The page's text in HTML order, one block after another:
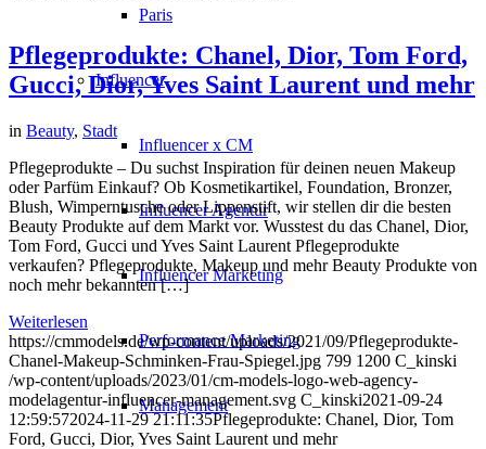
Paris
Influencer
Influencer x CM
Influencer Agentur
Influencer Marketing
Performance Marketing
Management
Pflegeprodukte: Chanel, Dior, Tom Ford,
Gucci, Dior, Yves Saint Laurent und mehr
in Beauty, Stadt
Pflegeprodukte – Du suchst Inspiration für deinen neuen Makeup
oder Parfüm Einkauf? Ob Kosmetikartikel, Foundation, Bronzer,
Blush, Wimperntusche oder Lippenstift, wir stellen dir die besten
Beauty Produkte auf dem Markt vor. Wusstest du das Chanel, Dior,
Tom Ford, Gucci und Yves Saint Laurent Pflegeprodukte
verkaufen? Pflegeprodukte, Makeup und mehr Beauty Produkte von
noch mehr bekannten […]
Weiterlesen
https://cmmodels.de/wp-content/uploads/2021/09/Pflegeprodukte-
Chanel-Makeup-Schminken-Frau-Spiegel.jpg 799 1200 C_kinski
/wp-content/uploads/2023/01/cm-models-logo-web-agency-
modelagentur-influencer-management.svg C_kinski2021-09-24
12:59:572024-11-29 21:11:35Pflegeprodukte: Chanel, Dior, Tom
Ford, Gucci, Dior, Yves Saint Laurent und mehr